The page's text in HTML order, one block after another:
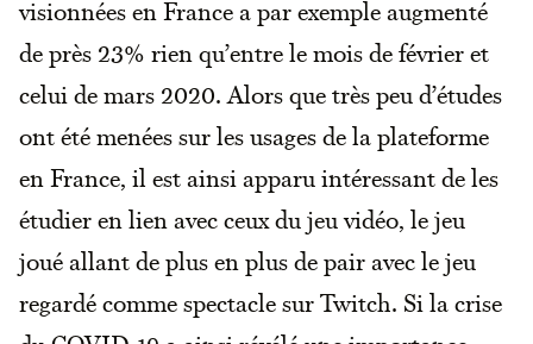
visionnées en France a par exemple augmenté
de près 23% rien qu’entre le mois de février et
celui de mars 2020. Alors que très peu d’études
ont été menées sur les usages de la plateforme
en France, il est ainsi apparu intéressant de les
étudier en lien avec ceux du jeu vidéo, le jeu
joué allant de plus en plus de pair avec le jeu
regardé comme spectacle sur Twitch. Si la crise